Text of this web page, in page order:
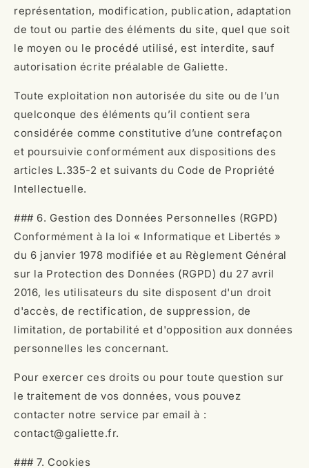
représentation, modification, publication, adaptation
de tout ou partie des éléments du site, quel que soit
le moyen ou le procédé utilisé, est interdite, sauf
autorisation écrite préalable de Galiette.
Toute exploitation non autorisée du site ou de l’un
quelconque des éléments qu’il contient sera
considérée comme constitutive d’une contrefaçon
et poursuivie conformément aux dispositions des
articles L.335-2 et suivants du Code de Propriété
Intellectuelle.
### 6. Gestion des Données Personnelles (RGPD)
Conformément à la loi « Informatique et Libertés »
du 6 janvier 1978 modifiée et au Règlement Général
sur la Protection des Données (RGPD) du 27 avril
2016, les utilisateurs du site disposent d'un droit
d'accès, de rectification, de suppression, de
limitation, de portabilité et d'opposition aux données
personnelles les concernant.
Pour exercer ces droits ou pour toute question sur
le traitement de vos données, vous pouvez
contacter notre service par email à :
contact@galiette.fr.
### 7. Cookies